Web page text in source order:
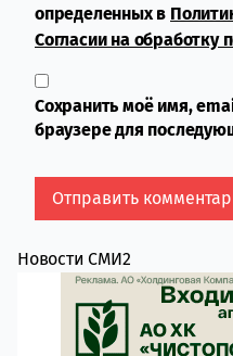
определенных в
Согласии на обработку
Сохранить моё имя,
браузере для
Новости СМИ2